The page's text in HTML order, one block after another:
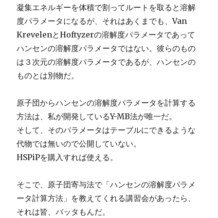
凝集エネルギーを体積で割ってルートを取ると溶解
度パラメータになるが、それはあくまでも、Van
KrevelenとHoftyzerの溶解度パラメータであって
ハンセンの溶解度パラメータではない。彼らのもの
は３次元の溶解度パラメータであるが、ハンセンの
ものとは別物だ。
原子団からハンセンの溶解度パラメータを計算する
方法は、私が開発しているY-MB法が唯一だ。
そして、そのパラメータはテーブルにできるような
代物では無いので公開していない。
HSPiPを購入すれば使える。
そこで、原子団寄与法で「ハンセンの溶解度パラメ
ータ計算方法」を教えてくれる講習会があったら、
それは皆、バッタもんだ。